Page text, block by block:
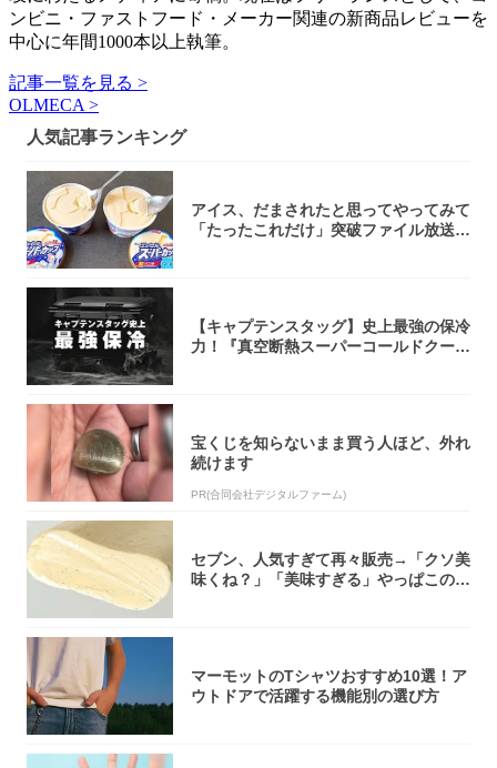
ンビニ・ファストフード・メーカー関連の新商品レビューを
中心に年間1000本以上執筆。
記事一覧を見る >
OLMECA >
人気記事ランキング
アイス、だまされたと思ってやってみて
「たったこれだけ」突破ファイル放送で
【キャプテンスタッグ】史上最強の保冷
力！『真空断熱スーパーコールドクーラ
宝くじを知らないまま買う人ほど、外れ
続けます
PR(合同会社デジタルファーム)
セブン、人気すぎて再々販売→「クソ美
味くね？」「美味すぎる」やっぱこのク
マーモットのTシャツおすすめ10選！ア
ウトドアで活躍する機能別の選び方